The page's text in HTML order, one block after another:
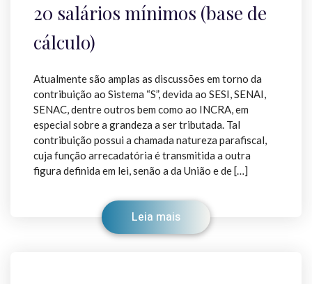
20 salários mínimos (base de
cálculo)
Atualmente são amplas as discussões em torno da
contribuição ao Sistema “S”, devida ao SESI, SENAI,
SENAC, dentre outros bem como ao INCRA, em
especial sobre a grandeza a ser tributada. Tal
contribuição possui a chamada natureza parafiscal,
cuja função arrecadatória é transmitida a outra
figura definida em lei, senão a da União e de […]
Leia mais